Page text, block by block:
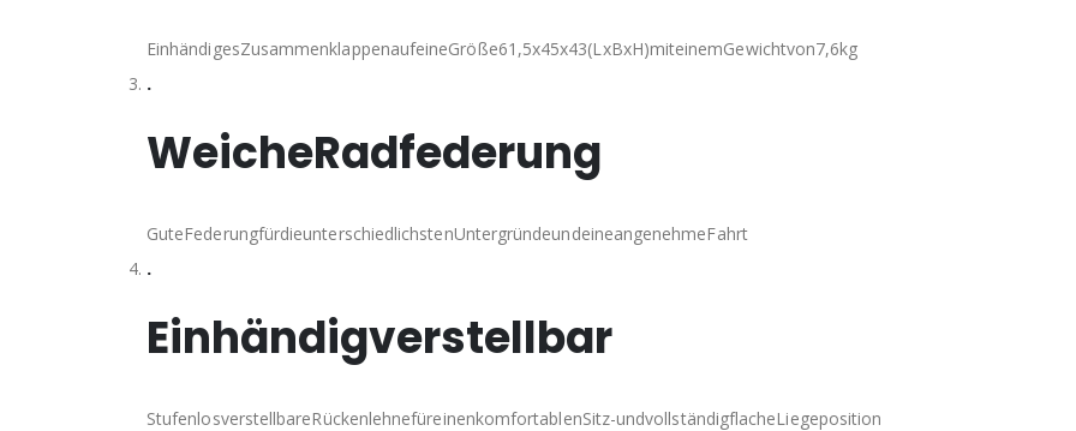
EinhändigesZusammenklappenaufeineGröße61,5x45x43(LxBxH)miteinemGewichtvon7,6kg
.
WeicheRadfederung
GuteFederungfürdieunterschiedlichstenUntergründeundeineangenehmeFahrt
.
Einhändigverstellbar
StufenlosverstellbareRückenlehnefüreinenkomfortablenSitz-undvollständigflacheLiegeposition